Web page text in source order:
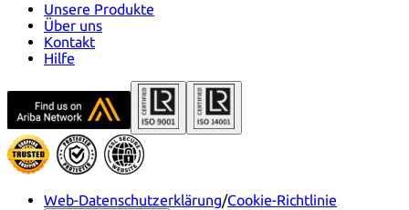
Unsere Produkte
Über uns
Kontakt
Hilfe
Web-Datenschutzerklärung/Cookie-Richtlinie